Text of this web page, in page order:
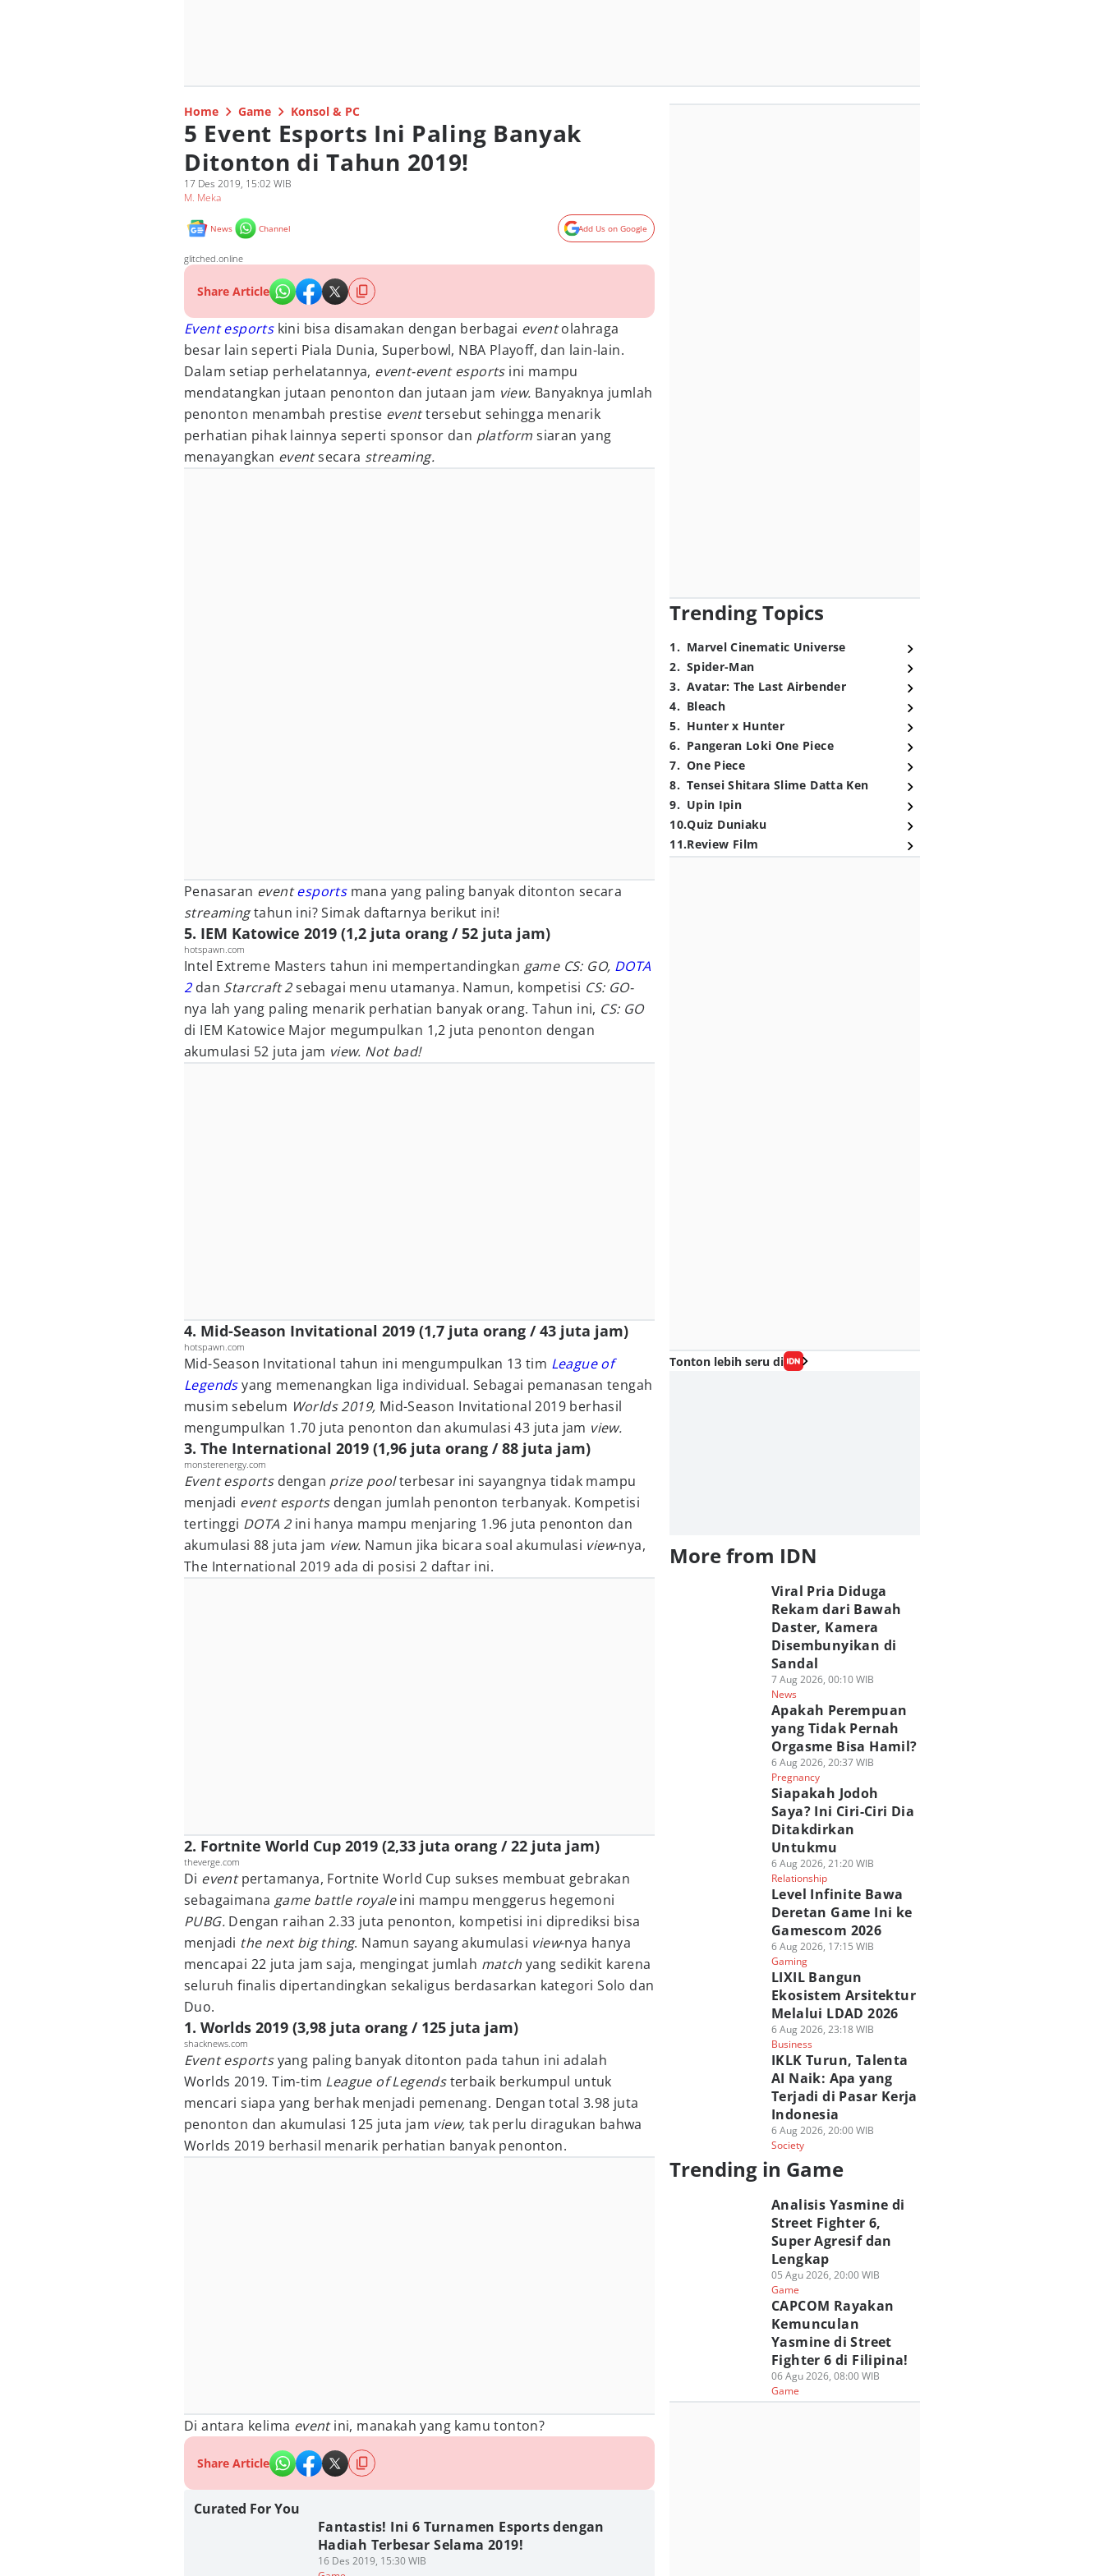
Home Game Konsol & PC
5 Event Esports Ini Paling Banyak
Ditonton di Tahun 2019!
17 Des 2019, 15:02 WIB
M. Meka
News Channel Add Us on Google
glitched.online
Share Article
Event esportskini bisa disamakan dengan berbagai eventolahraga
besar lain seperti Piala Dunia, Superbowl, NBA Playoff, dan lain-lain.
Dalam setiap perhelatannya, event-event esportsini mampu
mendatangkan jutaan penonton dan jutaan jam view. Banyaknya jumlah
penonton menambah prestise eventtersebut sehingga menarik
perhatian pihak lainnya seperti sponsor dan platform siaran yang
menayangkan eventsecara streaming.
Penasaran eventesportsmana yang paling banyak ditonton secara
streamingtahun ini? Simak daftarnya berikut ini!
5. IEM Katowice 2019 (1,2 juta orang / 52 juta jam)
hotspawn.com
Intel Extreme Masters tahun ini mempertandingkan game CS: GO, DOTA
2dan Starcraft 2sebagai menu utamanya. Namun, kompetisi CS: GO-
nya lah yang paling menarik perhatian banyak orang. Tahun ini, CS: GO
di IEM Katowice Major megumpulkan 1,2 juta penonton dengan
akumulasi 52 juta jam view. Not bad!
4. Mid-Season Invitational 2019 (1,7 juta orang / 43 juta jam)
hotspawn.com
Mid-Season Invitational tahun ini mengumpulkan 13 tim League of
Legendsyang memenangkan liga individual. Sebagai pemanasan tengah
musim sebelum Worlds 2019, Mid-Season Invitational 2019 berhasil
mengumpulkan 1.70 juta penonton dan akumulasi 43 juta jam view.
3. The International 2019 (1,96 juta orang / 88 juta jam)
monsterenergy.com
Event esportsdengan prize poolterbesar ini sayangnya tidak mampu
menjadi event esportsdengan jumlah penonton terbanyak. Kompetisi
tertinggi DOTA 2ini hanya mampu menjaring 1.96 juta penonton dan
akumulasi 88 juta jam view. Namun jika bicara soal akumulasi view-nya,
The International 2019 ada di posisi 2 daftar ini.
2. Fortnite World Cup 2019 (2,33 juta orang / 22 juta jam)
theverge.com
Di eventpertamanya, Fortnite World Cup sukses membuat gebrakan
sebagaimana game battle royaleini mampu menggerus hegemoni
PUBG. Dengan raihan 2.33 juta penonton, kompetisi ini diprediksi bisa
menjadi the next big thing. Namun sayang akumulasi view-nya hanya
mencapai 22 juta jam saja, mengingat jumlah match yang sedikit karena
seluruh finalis dipertandingkan sekaligus berdasarkan kategori Solo dan
Duo.
1. Worlds 2019 (3,98 juta orang / 125 juta jam)
shacknews.com
Event esportsyang paling banyak ditonton pada tahun ini adalah
Worlds 2019. Tim-tim League of Legendsterbaik berkumpul untuk
mencari siapa yang berhak menjadi pemenang. Dengan total 3.98 juta
penonton dan akumulasi 125 juta jam view, tak perlu diragukan bahwa
Worlds 2019 berhasil menarik perhatian banyak penonton.
Di antara kelima eventini, manakah yang kamu tonton?
Share Article
Curated For You
Fantastis! Ini 6 Turnamen Esports dengan
Hadiah Terbesar Selama 2019!
16 Des 2019, 15:30 WIB
Trending Topics
1. Marvel Cinematic Universe
2. Spider-Man
3. Avatar: The Last Airbender
4. Bleach
5. Hunter x Hunter
6. Pangeran Loki One Piece
7. One Piece
8. Tensei Shitara Slime Datta Ken
9. Upin Ipin
10.Quiz Duniaku
11.Review Film
Tonton lebih seru di
More from IDN
Viral Pria Diduga
Rekam dari Bawah
Daster, Kamera
Disembunyikan di
Sandal
7 Aug 2026, 00:10 WIB
News
Apakah Perempuan
yang Tidak Pernah
Orgasme Bisa Hamil?
6 Aug 2026, 20:37 WIB
Pregnancy
Siapakah Jodoh
Saya? Ini Ciri-Ciri Dia
Ditakdirkan
Untukmu
6 Aug 2026, 21:20 WIB
Relationship
Level Infinite Bawa
Deretan Game Ini ke
Gamescom 2026
6 Aug 2026, 17:15 WIB
Gaming
LIXIL Bangun
Ekosistem Arsitektur
Melalui LDAD 2026
6 Aug 2026, 23:18 WIB
Business
IKLK Turun, Talenta
AI Naik: Apa yang
Terjadi di Pasar Kerja
Indonesia
6 Aug 2026, 20:00 WIB
Society
Trending in Game
Analisis Yasmine di
Street Fighter 6,
Super Agresif dan
Lengkap
05 Agu 2026, 20:00 WIB
Game
CAPCOM Rayakan
Kemunculan
Yasmine di Street
Fighter 6 di Filipina!
06 Agu 2026, 08:00 WIB
Game